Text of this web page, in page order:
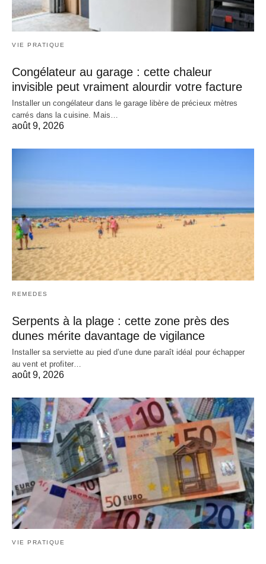
VIE PRATIQUE
Congélateur au garage : cette chaleur
invisible peut vraiment alourdir votre facture
Installer un congélateur dans le garage libère de précieux mètres
carrés dans la cuisine. Mais…
août 9, 2026
REMEDES
Serpents à la plage : cette zone près des
dunes mérite davantage de vigilance
Installer sa serviette au pied d’une dune paraît idéal pour échapper
au vent et profiter…
août 9, 2026
VIE PRATIQUE